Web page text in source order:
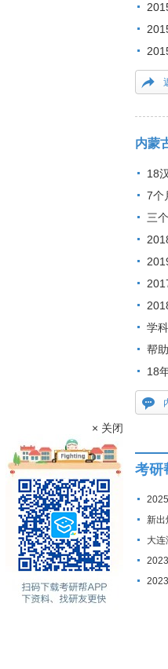
内蒙
18
7个
三
学
帮
18
考研
新出
大
费标
× 关闭